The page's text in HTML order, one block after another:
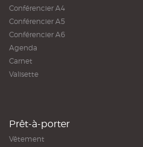
Conférencier A4
Conférencier A5
Conférencier A6
Agenda
Carnet
Valisette
Prêt-à-porter
Vêtement